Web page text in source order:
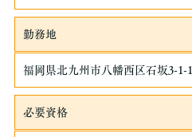
勤務地
福岡県北九州市八幡西区石坂3-1-1
必要資格